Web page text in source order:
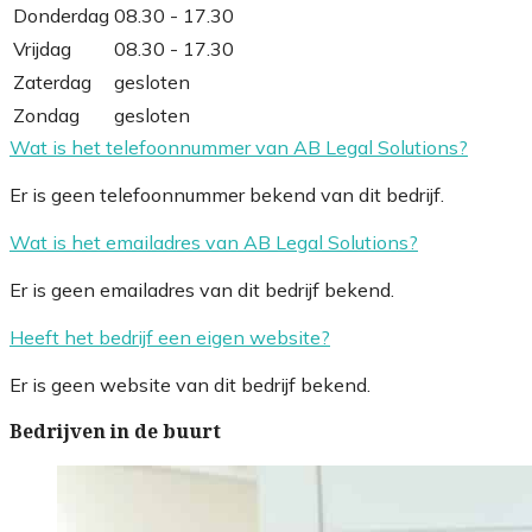
Donderdag 08.30 - 17.30
Vrijdag
08.30 - 17.30
Zaterdag
gesloten
Zondag
gesloten
Wat is het telefoonnummer van AB Legal Solutions?
Er is geen telefoonnummer bekend van dit bedrijf.
Wat is het emailadres van AB Legal Solutions?
Er is geen emailadres van dit bedrijf bekend.
Heeft het bedrijf een eigen website?
Er is geen website van dit bedrijf bekend.
Bedrijven in de buurt